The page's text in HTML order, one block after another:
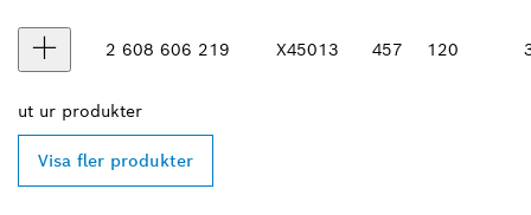
2 608 606 219 X45013 457 120
ut ur produkter
Visa fler produkter